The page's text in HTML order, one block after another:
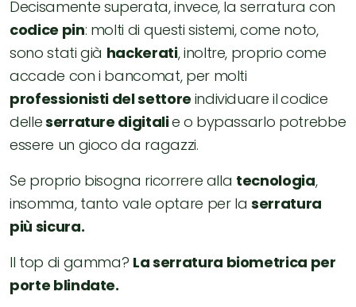
Decisamente superata, invece, la serratura con
codice pin: molti di questi sistemi, come noto,
sono stati già hackerati, inoltre, proprio come
accade con i bancomat, per molti
professionisti del settore individuare ilcodice
delleserrature digitalie o bypassarlo potrebbe
essere un gioco da ragazzi.
Se proprio bisogna ricorrere alla tecnologia,
insomma, tanto vale optare per laserratura
più sicura.
Il top di gamma? La serratura biometrica per
porte blindate.